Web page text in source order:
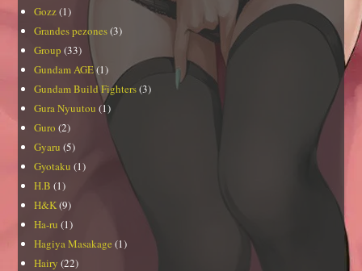
Gozz(1)
Grandes pezones(3)
Group (33)
Gundam AGE(1)
Gundam Build Fighters(3)
Gura Nyuutou (1)
Guro (2)
Gyaru (5)
Gyotaku (1)
H.B (1)
H&K(9)
Ha-ru (1)
Hagiya Masakage (1)
Hairy (22)